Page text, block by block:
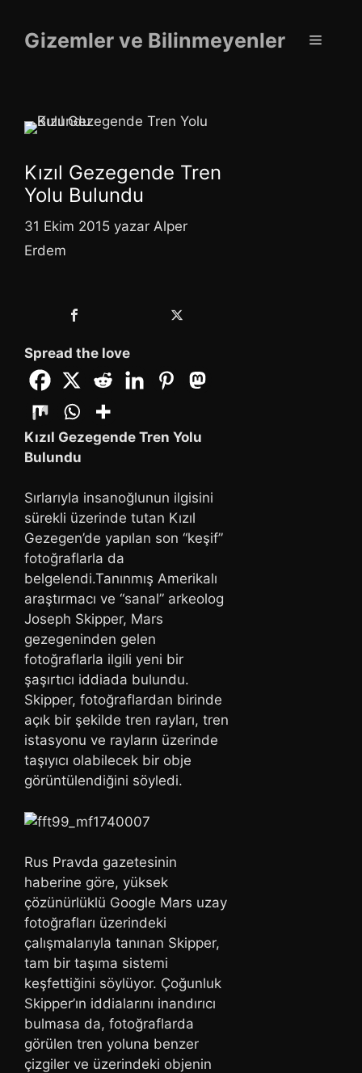
Gizemler ve Bilinmeyenler Menü
Kızıl Gezegende Tren
Yolu Bulundu
31 Ekim 2015 yazar Alper
Erdem
Spread the love
Kızıl Gezegende Tren Yolu
Bulundu
Sırlarıyla insanoğlunun ilgisini
sürekli üzerinde tutan Kızıl
Gezegen’de yapılan son “keşif”
fotoğraflarla da
belgelendi.Tanınmış Amerikalı
araştırmacı ve “sanal” arkeolog
Joseph Skipper, Mars
gezegeninden gelen
fotoğraflarla ilgili yeni bir
şaşırtıcı iddiada bulundu.
Skipper, fotoğraflardan birinde
açık bir şekilde tren rayları, tren
istasyonu ve rayların üzerinde
taşıyıcı olabilecek bir obje
görüntülendiğini söyledi.
Rus Pravda gazetesinin
haberine göre, yüksek
çözünürlüklü Google Mars uzay
fotoğrafları üzerindeki
çalışmalarıyla tanınan Skipper,
tam bir taşıma sistemi
keşfettiğini söylüyor. Çoğunluk
Skipper’ın iddialarını inandırıcı
bulmasa da, fotoğraflarda
görülen tren yoluna benzer
çizgiler ve üzerindeki objenin